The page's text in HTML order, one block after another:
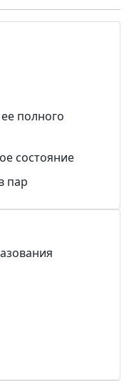
полного
состояние
пар